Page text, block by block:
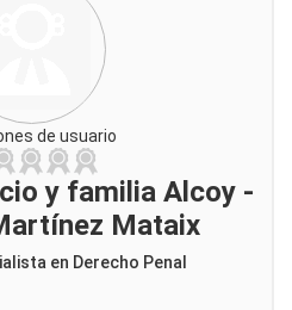
de usuario
y familia Alcoy -
Mataix
en Derecho Penal